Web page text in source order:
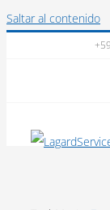
Saltar al contenido